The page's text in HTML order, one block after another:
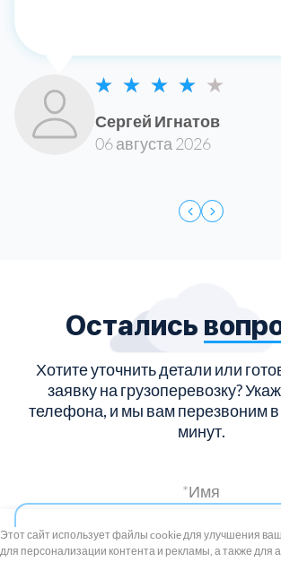
+7 (495) 739-8-12
8 (800) 100-33-300
Сергей Игнатов
06 августа 2026
Остались
Хотите уточнить детали или
заявку на грузоперевозку?
телефона, и мы вам перезвоним в
минут.
*Имя
*Телефон
Этот сайт использует файлы cookie для улучшения
для персонализации контента и рекламы, а также для